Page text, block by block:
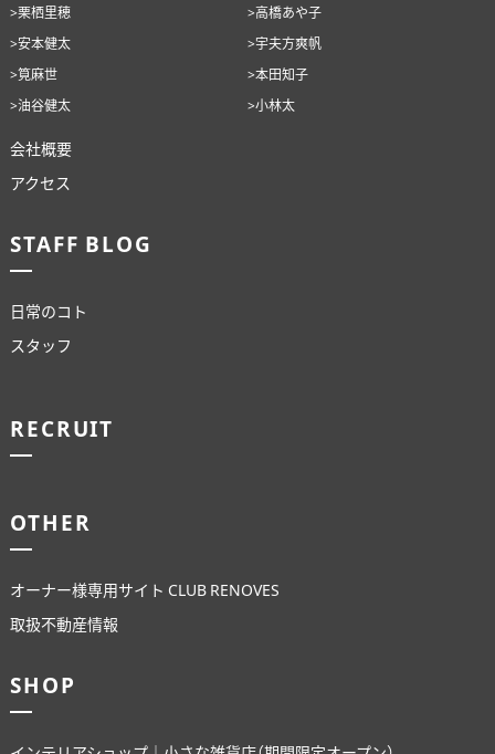
>栗栖里穂
>高橋あや子
>安本健太
>宇夫方爽帆
>筧麻世
>本田知子
>油谷健太
>小林太
会社概要
アクセス
STAFF BLOG
日常のコト
スタッフ
RECRUIT
OTHER
オーナー様専用サイト CLUB RENOVES
取扱不動産情報
SHOP